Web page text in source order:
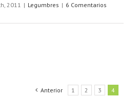
2011 | Legumbres | 6 Comentarios
Anterior 1 2 3 4